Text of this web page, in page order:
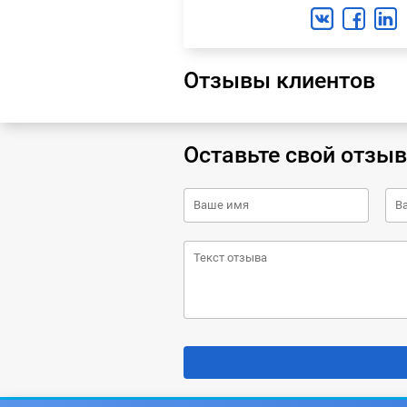
Отзывы клиентов
Оставьте свой отзыв